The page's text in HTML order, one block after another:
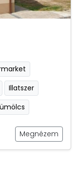
Illatszer
Megnézem